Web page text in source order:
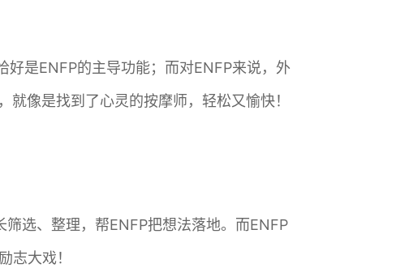
好是ENFP的主导功能；而对ENFP来说，外
像是找到了心灵的按摩师，轻松又愉快！
选、整理，帮ENFP把想法落地。而ENFP
志大戏！